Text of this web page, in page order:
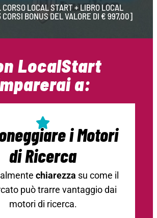
LOCAL START + LIBRO LOCAL
CORSI BONUS DEL VALORE DI € 997,00]
LocalStart
a:
i Motori
di Ricerca
chiarezza su come il
può trarre vantaggio dai
motori di ricerca.